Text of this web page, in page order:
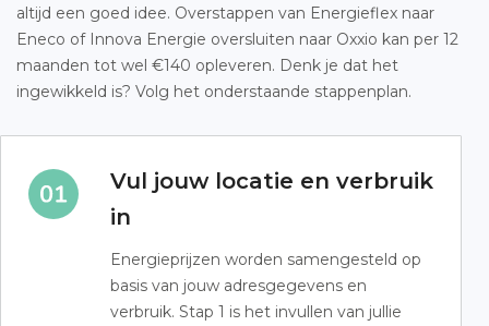
altijd een goed idee. Overstappen van Energieflex naar
Eneco of Innova Energie oversluiten naar Oxxio kan per 12
maanden tot wel €140 opleveren. Denk je dat het
ingewikkeld is? Volg het onderstaande stappenplan.
Vul jouw locatie en verbruik
in
Energieprijzen worden samengesteld op
basis van jouw adresgegevens en
verbruik. Stap 1 is het invullen van jullie